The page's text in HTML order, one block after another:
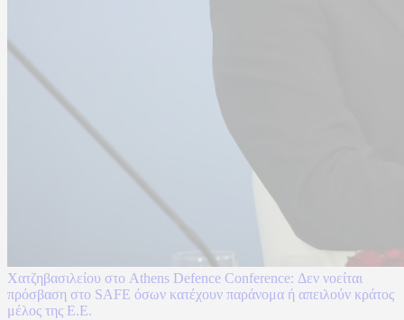
Χατζηβασιλείου στο Athens Defence Conference: Δεν νοείται
πρόσβαση στο SAFE όσων κατέχουν παράνομα ή απειλούν κράτος
μέλος της Ε.Ε.